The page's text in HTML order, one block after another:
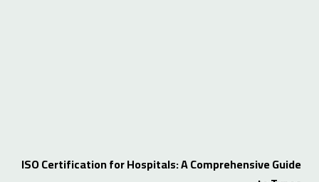
ISO Certification for Hospitals: A Comprehensive Guide